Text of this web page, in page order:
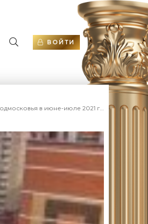
ВОЙТИ
июле 2021 года - «Аналитика рынка»